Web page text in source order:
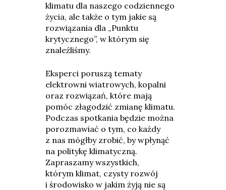
klimatu dla naszego codziennego
życia, ale także o tym jakie są
rozwiązania dla „Punktu
krytycznego”, w którym się
znaleźliśmy.
Eksperci poruszą tematy
elektrowni wiatrowych, kopalni
oraz rozwiązań, które mają
pomóc złagodzić zmianę klimatu.
Podczas spotkania będzie można
porozmawiać o tym, co każdy
z nas mógłby zrobić, by wpłynąć
na politykę klimatyczną.
Zapraszamy wszystkich,
którym klimat, czysty rozwój
i środowisko w jakim żyją nie są